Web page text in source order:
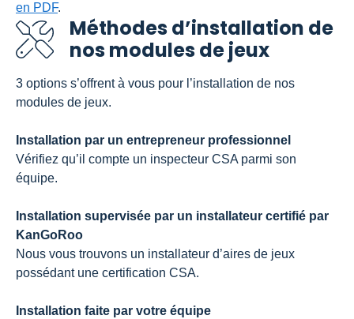
en PDF.
Méthodes d’installation de
nos modules de jeux
3 options s’offrent à vous pour l’installation de nos
modules de jeux.
Installation par un entrepreneur professionnel
Vérifiez qu’il compte un inspecteur CSA parmi son
équipe.
Installation supervisée par un installateur certifié par
KanGoRoo
Nous vous trouvons un installateur d’aires de jeux
possédant une certification CSA.
Installation faite par votre équipe